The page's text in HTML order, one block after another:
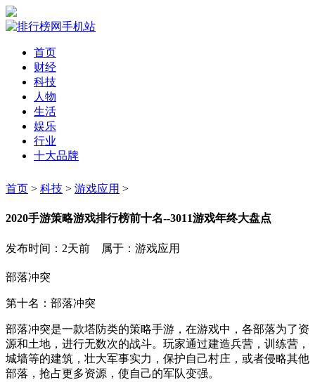
首页
财经
科技
人物
生活
娱乐
行业
十大品牌
首页 > 科技 > 游戏应用 >
2020手游策略游戏排行榜前十名--3011游戏年终大盘点
发布时间：2天前 属于：游戏应用
部落冲突
第十名：部落冲突
部落冲突是一款塔防类的策略手游，在游戏中，各部落为了资
源和土地，进行无数次的战斗。玩家通过建造兵营，训练营，
城墙等的建筑，壮大军事实力，保护自己村庄，或者侵略其他
部落，抢占更多资源，使自己的军队变强。